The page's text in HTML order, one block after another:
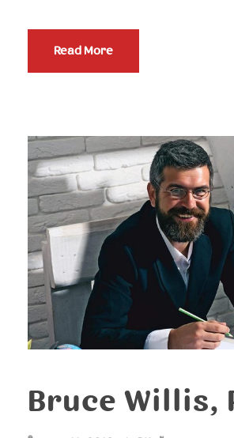
Read More
Bruce Willis,